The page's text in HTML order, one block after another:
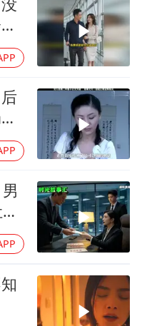
灌溉水坝被隔成鱼塘 村民投诉20余年
楼阻尼器摆动明显
奋力开创中国式现代化建设新局面